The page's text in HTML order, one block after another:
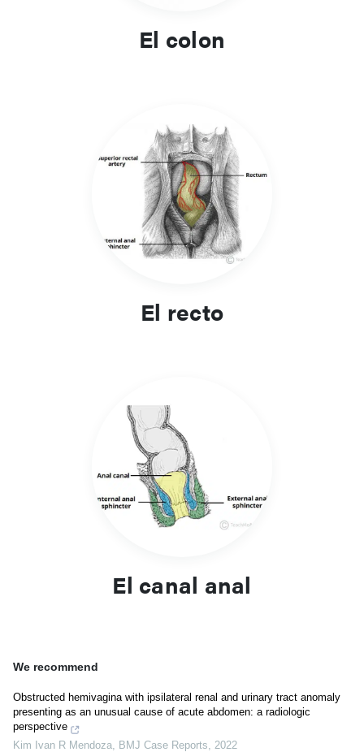
El colon
El recto
El canal anal
We recommend
Obstructed hemivagina with ipsilateral renal and urinary tract anomaly
presenting as an unusual cause of acute abdomen: a radiologic
perspective
Kim Ivan R Mendoza, BMJ Case Reports, 2022